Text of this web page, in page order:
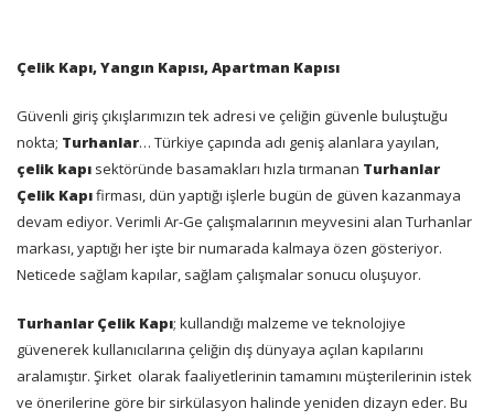
Çelik Kapı, Yangın Kapısı, Apartman Kapısı
Güvenli giriş çıkışlarımızın tek adresi ve çeliğin güvenle buluştuğu
nokta; Turhanlar… Türkiye çapında adı geniş alanlara yayılan,
çelik kapı sektöründe basamakları hızla tırmanan Turhanlar
Çelik Kapıfirması, dün yaptığı işlerle bugün de güven kazanmaya
devam ediyor. Verimli Ar-Ge çalışmalarının meyvesini alan Turhanlar
markası, yaptığı her işte bir numarada kalmaya özen gösteriyor.
Neticede sağlam kapılar, sağlam çalışmalar sonucu oluşuyor.
Turhanlar Çelik Kapı; kullandığı malzeme ve teknolojiye
güvenerek kullanıcılarına çeliğin dış dünyaya açılan kapılarını
aralamıştır. Şirket olarak faaliyetlerinin tamamını müşterilerinin istek
ve önerilerine göre bir sirkülasyon halinde yeniden dizayn eder. Bu